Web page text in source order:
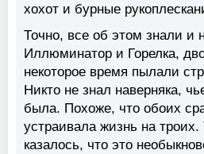
хохот и бурные
Точно, все об этом знали и
Иллюминатор и Горелка,
некоторое время пылали
Никто не знал наверняка,
была. Похоже, что обоих
устраивала жизнь на
казалось, что это